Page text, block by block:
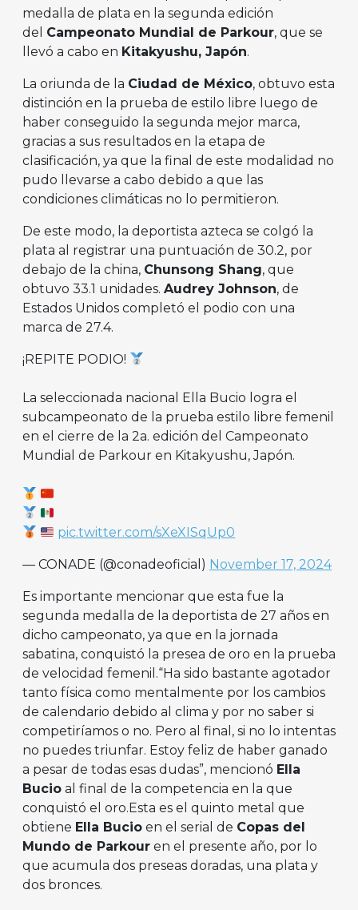
medalla de plata en la segunda edición
del Campeonato Mundial de Parkour, que se
llevó a cabo en Kitakyushu, Japón.
La oriunda de la Ciudad de México, obtuvo esta
distinción en la prueba de estilo libre luego de
haber conseguido la segunda mejor marca,
gracias a sus resultados en la etapa de
clasificación, ya que la final de este modalidad no
pudo llevarse a cabo debido a que las
condiciones climáticas no lo permitieron.
De este modo, la deportista azteca se colgó la
plata al registrar una puntuación de 30.2, por
debajo de la china, Chunsong Shang, que
obtuvo 33.1 unidades. Audrey Johnson, de
Estados Unidos completó el podio con una
marca de 27.4.
¡REPITE PODIO!
La seleccionada nacional Ella Bucio logra el
subcampeonato de la prueba estilo libre femenil
en el cierre de la 2a. edición del Campeonato
Mundial de Parkour en Kitakyushu, Japón.
pic.twitter.com/sXeXISqUp0
— CONADE (@conadeoficial) November 17, 2024
Es importante mencionar que esta fue la
segunda medalla de la deportista de 27 años en
dicho campeonato, ya que en la jornada
sabatina, conquistó la presea de oro en la prueba
de velocidad femenil.“Ha sido bastante agotador
tanto física como mentalmente por los cambios
de calendario debido al clima y por no saber si
competiríamos o no. Pero al final, si no lo intentas
no puedes triunfar. Estoy feliz de haber ganado
a pesar de todas esas dudas”, mencionó Ella
Bucio al final de la competencia en la que
conquistó el oro.Esta es el quinto metal que
obtiene Ella Bucio en el serial de Copas del
Mundo de Parkour en el presente año, por lo
que acumula dos preseas doradas, una plata y
dos bronces.